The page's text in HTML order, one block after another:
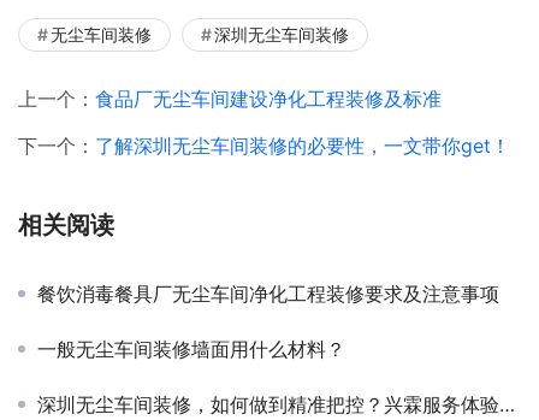
无尘车间装修 深圳无尘车间装修
上一个： 食品厂无尘车间建设净化工程装修及标准
下一个： 了解深圳无尘车间装修的必要性，一文带你get！
相关阅读
餐饮消毒餐具厂无尘车间净化工程装修要求及注意事项
一般无尘车间装修墙面用什么材料？
深圳无尘车间装修，如何做到精准把控？兴霖服务体验分享